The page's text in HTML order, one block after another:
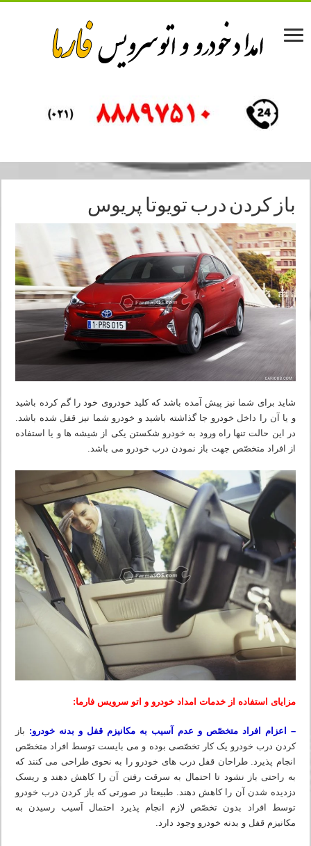
باز کردن درب تویوتا پریوس
شاید برای شما نیز پیش آمده باشد که کلید خودروی خود را گم کرده باشید
و یا آن را داخل خودرو جا گذاشته باشید و خودرو شما نیز قفل شده باشد.
در این حالت تنها راه ورود به خودرو شکستن یکی از شیشه ها و یا استفاده
از افراد متخصّص جهت باز نمودن درب خودرو می باشد.
مزایای استفاده از خدمات امداد خودرو و اتو سرویس فارما:
– اعزام افراد متخصّص و عدم آسیب به مکانیزم قفل و بدنه خودرو: باز
کردن درب خودرو یک کار تخصّصی بوده و می بایست توسط افراد متخصّص
انجام پذیرد. طراحان قفل درب های خودرو را به نحوی طراحی می کنند که
به راحتی باز نشود تا احتمال به سرقت رفتن آن را کاهش دهند و ریسک
دزدیده شدن آن را کاهش دهند. طبیعتا در صورتی که باز کردن درب خودرو
توسط افراد بدون تخصّص لازم انجام پذیرد احتمال آسیب رسیدن به
مکانیزم قفل و بدنه خودرو وجود دارد.